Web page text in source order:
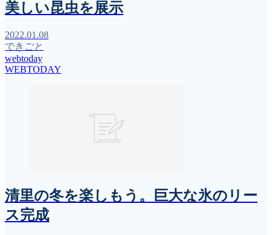
美しい昆虫を展示
2022.01.08
できごと
webtoday
WEBTODAY
清里の冬を楽しもう。巨大な氷のリー
ス完成